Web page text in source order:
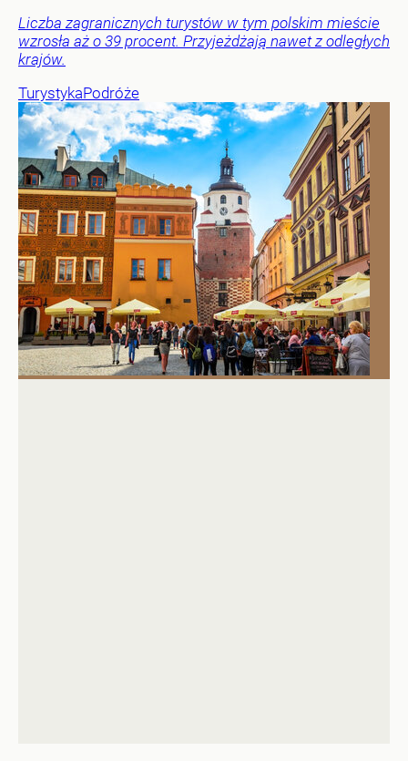
Liczba zagranicznych turystów w tym polskim mieście
wzrosła aż o 39 procent. Przyjeżdżają nawet z odległych
krajów.
TurystykaPodróże